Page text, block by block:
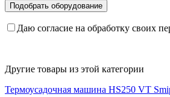
Даю согласие на обработку своих
Другие товары из этой категории
Термоусадочная машина HS250 VT